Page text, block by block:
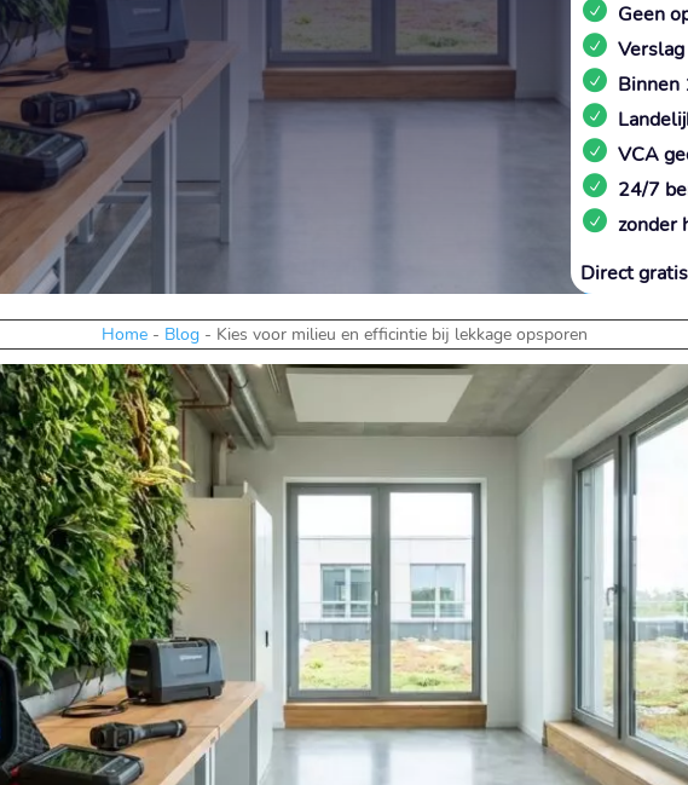
Geen
Binnen
VCA
24/7
zonder
Direct
Home - Blog - Kies voor milieu en efficintie bij lekkage opsporen